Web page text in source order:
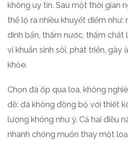
không uy tín. Sau một thời gian
thể lộ ra nhiều khuyết điểm như:
dính bẩn, thấm nước, thấm chất
vi khuẩn sinh sôi, phát triển, gây
khỏe.
Chọn đá ốp qua loa, không
đề: đá không đồng bộ với thiết
lượng không như ý. Cả hai điều
nhanh chóng muốn thay một